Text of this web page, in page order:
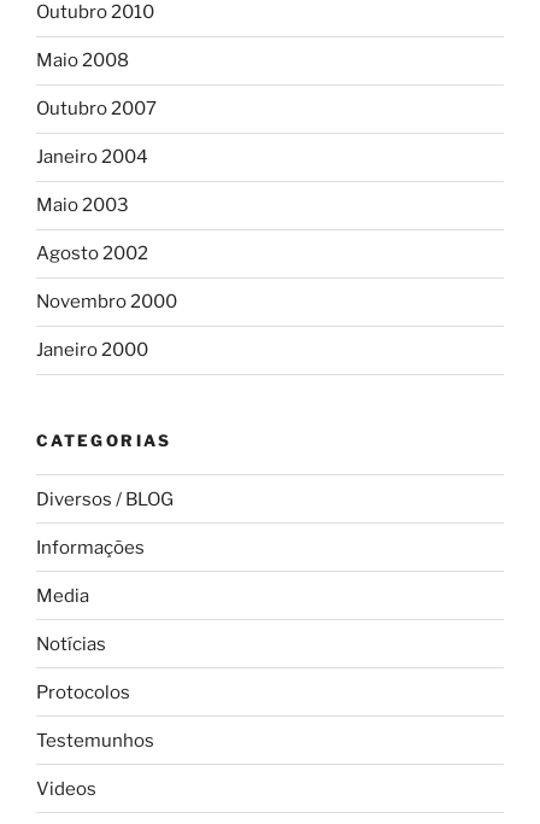
Outubro 2010
Maio 2008
Outubro 2007
Janeiro 2004
Maio 2003
Agosto 2002
Novembro 2000
Janeiro 2000
CATEGORIAS
Diversos / BLOG
Informações
Media
Notícias
Protocolos
Testemunhos
Videos